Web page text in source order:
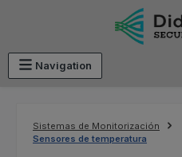
Saltar al contenido principal
Navigation
Sistemas de Monitorización
Sensores de temperatura